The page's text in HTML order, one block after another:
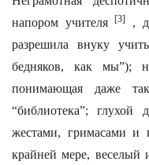
напором учителя[3]
,
разрешила внуку
бедняков, как мы”);
понимающая даже
“библиотека”; глухой
жестами, гримасами и
крайней мере,